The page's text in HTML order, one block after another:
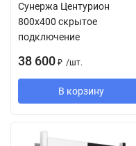
Сунержа Центурион
800х400 скрытое
подключение
38 600 ₽ /шт.
В корзину